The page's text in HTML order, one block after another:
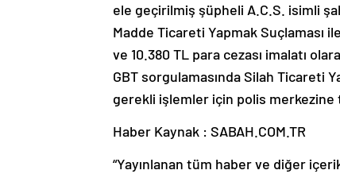
ele geçirilmiş şüpheli A.C.S. isimli
Madde Ticareti Yapmak Suçlaması
ve 10.380 TL para cezası imalatı
GBT sorgulamasında Silah Ticareti
gerekli işlemler için polis merkezine
Haber Kaynak : SABAH.COM.TR
“Yayınlanan tüm haber ve diğer